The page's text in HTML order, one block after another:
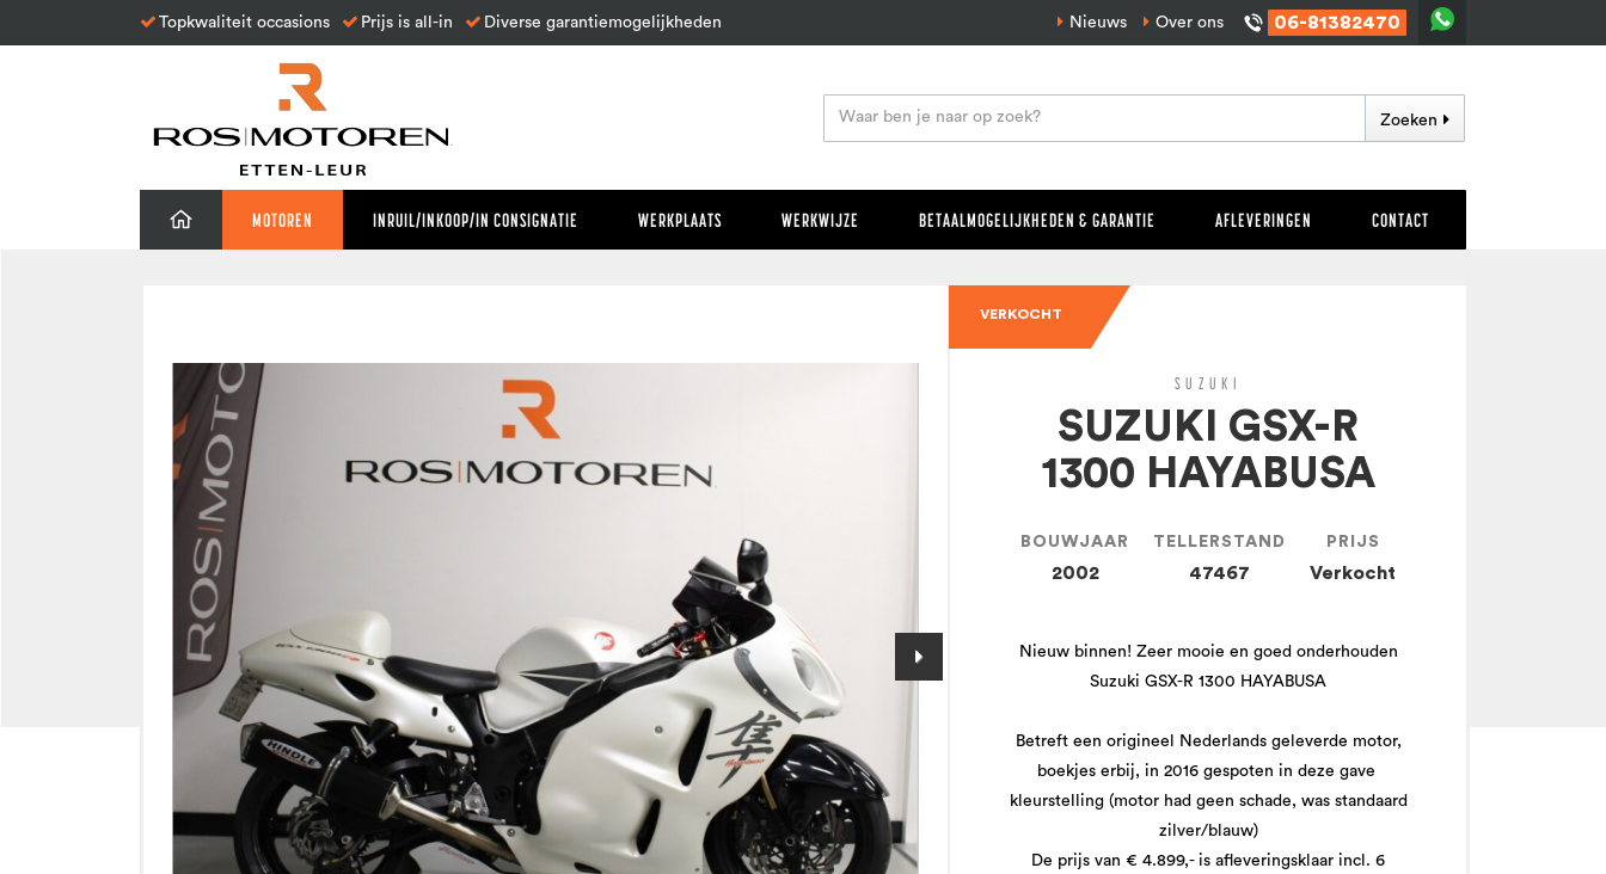
Topkwaliteit occasions Prijs is all-in Diverse garantiemogelijkheden Nieuws Over ons 06-81382470
Zoeken
MOTOREN INRUIL/INKOOP/IN CONSIGNATIE WERKPLAATS WERKWIJZE BETAALMOGELIJKHEDEN & GARANTIE AFLEVERINGEN CONTACT
VERKOCHT
SUZUKI
SUZUKI GSX-R
1300 HAYABUSA
BOUWJAAR
2002
TELLERSTAND
47467
PRIJS
Verkocht
Nieuw binnen! Zeer mooie en goed onderhouden
Suzuki GSX-R 1300 HAYABUSA
Betreft een origineel Nederlands geleverde motor,
boekjes erbij, in 2016 gespoten in deze gave
kleurstelling (motor had geen schade, was standaard
zilver/blauw)
De prijs van € 4.899,- is afleveringsklaar incl. 6